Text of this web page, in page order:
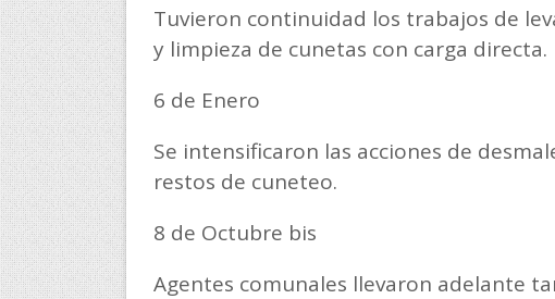
Tuvieron continuidad los trabajos de
y limpieza de cunetas con carga directa.
6 de Enero
Se intensificaron las acciones de
restos de cuneteo.
8 de Octubre bis
Agentes comunales llevaron adelante